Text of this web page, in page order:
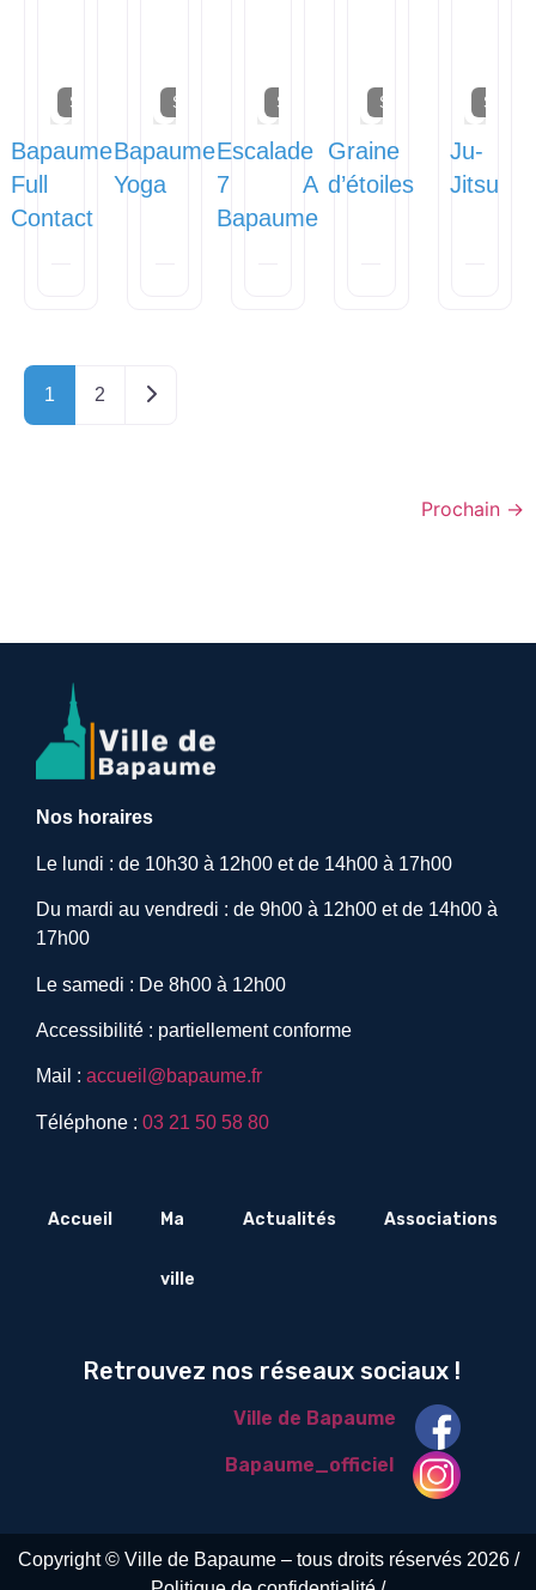
Sports
Bapaume
Full
Contact
Sports
Bapaume
Yoga
Sports
Escalade
7 A
Bapaume
Sports
Graine
d’étoiles
Sports
Ju-
Jitsu
1 2 Older posts
Prochain →
Nos horaires
Le lundi : de 10h30 à 12h00 et de 14h00 à 17h00
Du mardi au vendredi : de 9h00 à 12h00 et de 14h00 à
17h00
Le samedi : De 8h00 à 12h00
Accessibilité : partiellement conforme
Mail : accueil@bapaume.fr
Téléphone : 03 21 50 58 80
Accueil Ma
ville
Actualités Associations
Retrouvez nos réseaux sociaux !
Ville de Bapaume
Bapaume_officiel
Copyright © Ville de Bapaume – tous droits réservés 2026 /